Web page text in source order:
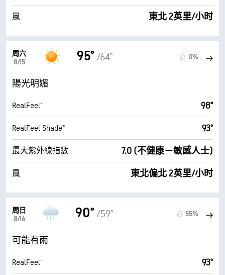
風 東北 2英里/小时
周六
8/15
95° /64° 0%
陽光明媚
RealFeel® 98°
RealFeel Shade™ 93°
最大紫外線指數 7.0 (不健康－敏感人士)
風 東北偏北 2英里/小时
周日
8/16
90° /59° 55%
可能有雨
RealFeel® 93°